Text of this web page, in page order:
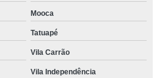
Mooca
Tatuapé
Vila Carrão
Vila Independência